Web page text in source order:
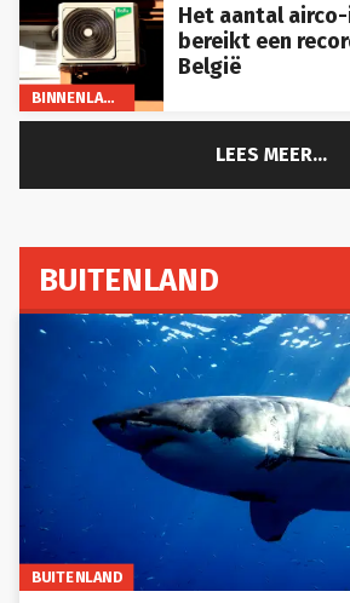
BINNENLAND
Het aantal
bereikt een
België
LEES MEER...
BUITENLAND
BUITENLAND